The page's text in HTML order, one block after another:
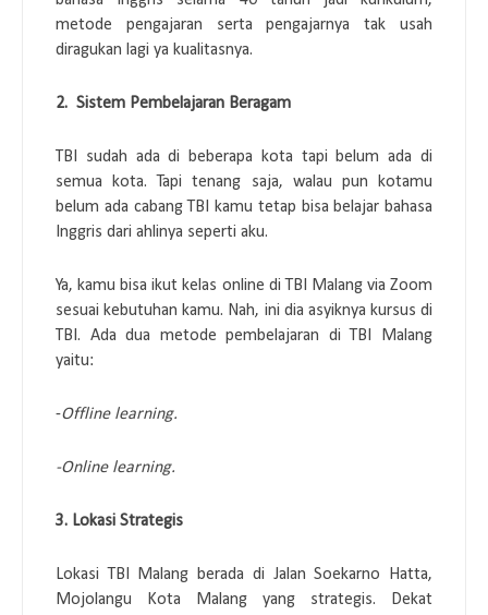
metode pengajaran serta pengajarnya tak usah
diragukan lagi ya kualitasnya.
2. Sistem Pembelajaran Beragam
TBI sudah ada di beberapa kota tapi belum ada di
semua kota. Tapi tenang saja, walau pun kotamu
belum ada cabang TBI kamu tetap bisa belajar bahasa
Inggris dari ahlinya seperti aku.
Ya, kamu bisa ikut kelas online di TBI Malang via Zoom
sesuai kebutuhan kamu. Nah, ini dia asyiknya kursus di
TBI. Ada dua metode pembelajaran di TBI Malang
yaitu:
-Offline learning.
-Online learning.
3. Lokasi Strategis
Lokasi TBI Malang berada di Jalan Soekarno Hatta,
Mojolangu Kota Malang yang strategis. Dekat